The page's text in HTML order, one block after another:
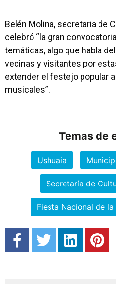
Belén Molina, secretaria de
celebró “la gran
temáticas, algo que habla
vecinas y visitantes por
extender el festejo popular
musicales”.
Temas de
Ushuaia
Secretaría de
Fiesta Nacional de